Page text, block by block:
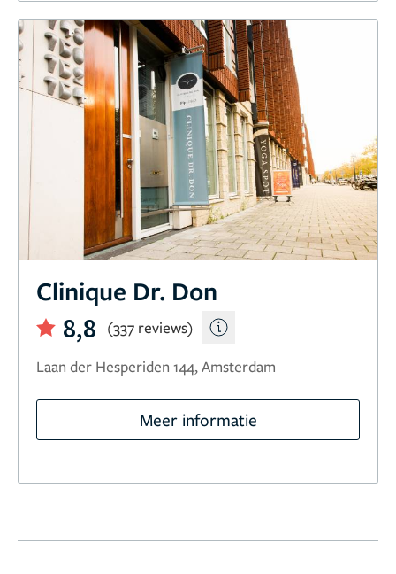
Clinique Dr. Don
8,8
(337 reviews)
Laan der Hesperiden 144, Amsterdam
Meer informatie